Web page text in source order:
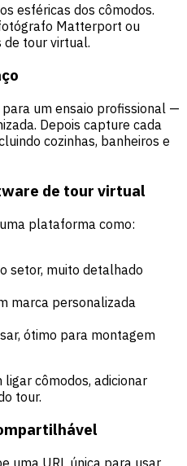
esféricas dos cômodos.
Matterport ou
tour virtual.
um ensaio profissional —
Depois capture cada
cozinhas, banheiros e
de tour virtual
plataforma como:
setor, muito detalhado
marca personalizada
ótimo para montagem
cômodos, adicionar
tour.